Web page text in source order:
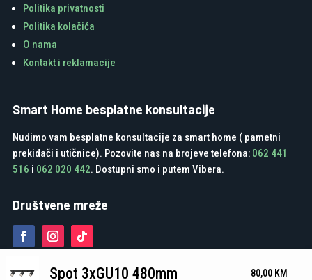
Politika privatnosti
Politika kolačića
O nama
Kontakt i reklamacije
Smart Home besplatne konsultacije
Nudimo vam besplatne konsultacije za smart home ( pametni
prekidači i utičnice). Pozovite nas na brojeve telefona: 062 441
516 i 062 020 442. Dostupni smo i putem Vibera.
Društvene mreže
Spot 3xGU10 480mm 80,00 KM